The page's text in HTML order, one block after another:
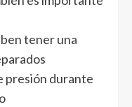
tener una
presión durante